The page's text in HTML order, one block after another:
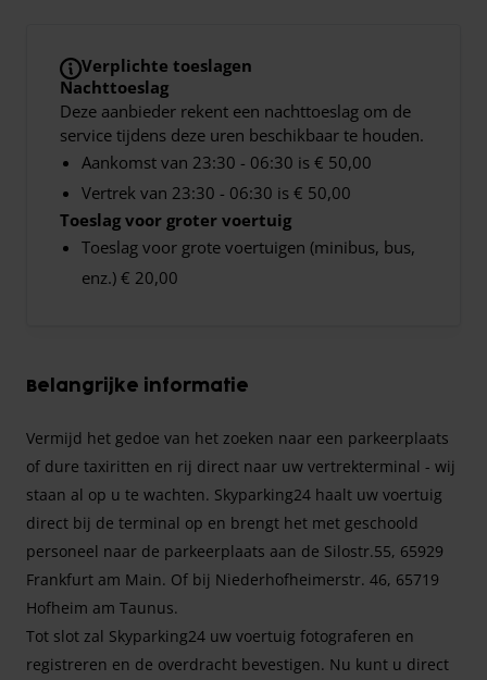
Verplichte toeslagen
Nachttoeslag
Deze aanbieder rekent een nachttoeslag om de
service tijdens deze uren beschikbaar te houden.
Aankomst van 23:30 - 06:30 is € 50,00
Vertrek van 23:30 - 06:30 is € 50,00
Toeslag voor groter voertuig
Toeslag voor grote voertuigen (minibus, bus,
enz.) € 20,00
Belangrijke informatie
Vermijd het gedoe van het zoeken naar een parkeerplaats
of dure taxiritten en rij direct naar uw vertrekterminal - wij
staan al op u te wachten. Skyparking24 haalt uw voertuig
direct bij de terminal op en brengt het met geschoold
personeel naar de parkeerplaats aan de Silostr.55, 65929
Frankfurt am Main. Of bij Niederhofheimerstr. 46, 65719
Hofheim am Taunus.
Tot slot zal Skyparking24 uw voertuig fotograferen en
registreren en de overdracht bevestigen. Nu kunt u direct